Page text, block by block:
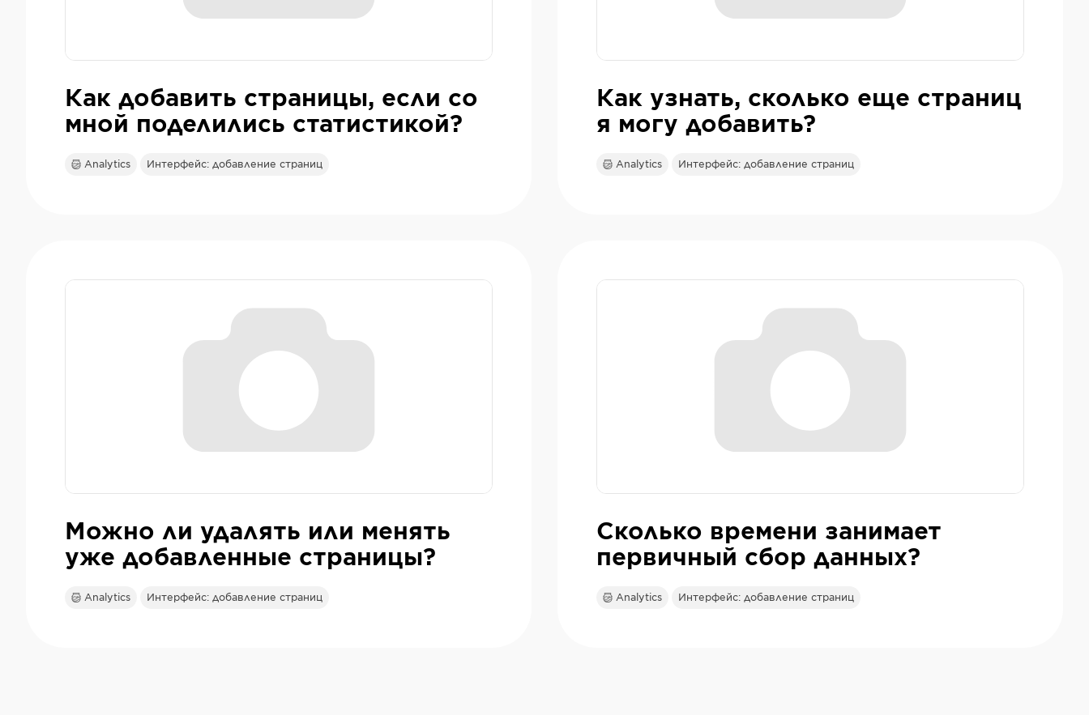
Как добавить страницы, если со
мной поделились статистикой?
Analytics Интерфейс: добавление страниц
Как узнать, сколько еще страниц
я могу добавить?
Analytics Интерфейс: добавление страниц
Можно ли удалять или менять
уже добавленные страницы?
Analytics Интерфейс: добавление страниц
Сколько времени занимает
первичный сбор данных?
Analytics Интерфейс: добавление страниц